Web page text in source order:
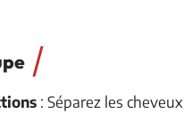
: Séparez les